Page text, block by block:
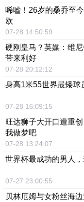
唏嘘！26岁的桑乔至
欧
07-28 14:50:59
硬刚皇马？英媒：维
带来利好
07-28 20:12:12
身高1米55世界最矮球
07-28 16:09:15
旺达狮子大开口遭重
我做梦吧
07-28 13:24:07
世界杯最成功的男人
07-27 23:00:55
贝林厄姆与女粉丝海